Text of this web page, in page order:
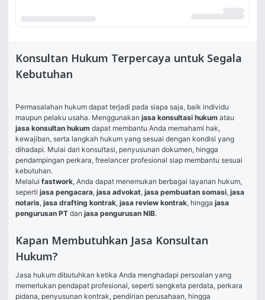
Konsultan Hukum Terpercaya untuk Segala
Kebutuhan
Permasalahan hukum dapat terjadi pada siapa saja, baik individu
maupun pelaku usaha. Menggunakan jasa konsultasi hukum
jasa konsultan hukum dapat membantu Anda memahami hak,
kewajiban, serta langkah hukum yang sesuai dengan kondisi yang
dihadapi. Mulai dari konsultasi, penyusunan dokumen, hingga
pendampingan perkara, freelancer profesional siap membantu sesuai
kebutuhan.
Melalui fastwork, Anda dapat menemukan berbagai layanan hukum,
seperti jasa pengacara, jasa advokat, jasa pembuatan somasi, jasa
notaris, jasa drafting kontrak, jasa review kontrak, hingga jasa
pengurusan PT dan jasa pengurusan NIB.
Kapan Membutuhkan Jasa Konsultan
Hukum?
Jasa hukum dibutuhkan ketika Anda menghadapi persoalan yang
memerlukan pendapat profesional, seperti sengketa perdata, perkara
pidana, penyusunan kontrak, pendirian perusahaan, hingga